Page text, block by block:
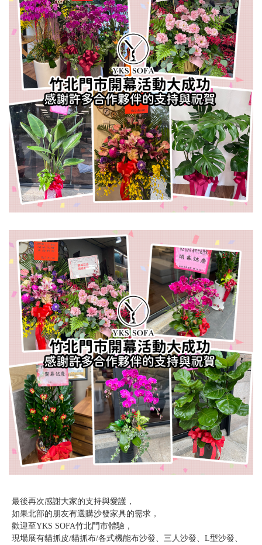
最後再次感謝大家的支持與愛護，
如果北部的朋友有選購沙發家具的需求，
歡迎至YKS SOFA竹北門市體驗，
現場展有貓抓皮/貓抓布/各式機能布沙發、三人沙發、L型沙發、